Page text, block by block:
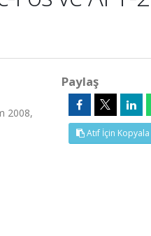
2008,
Paylaş
Atıf İçin Kopyala